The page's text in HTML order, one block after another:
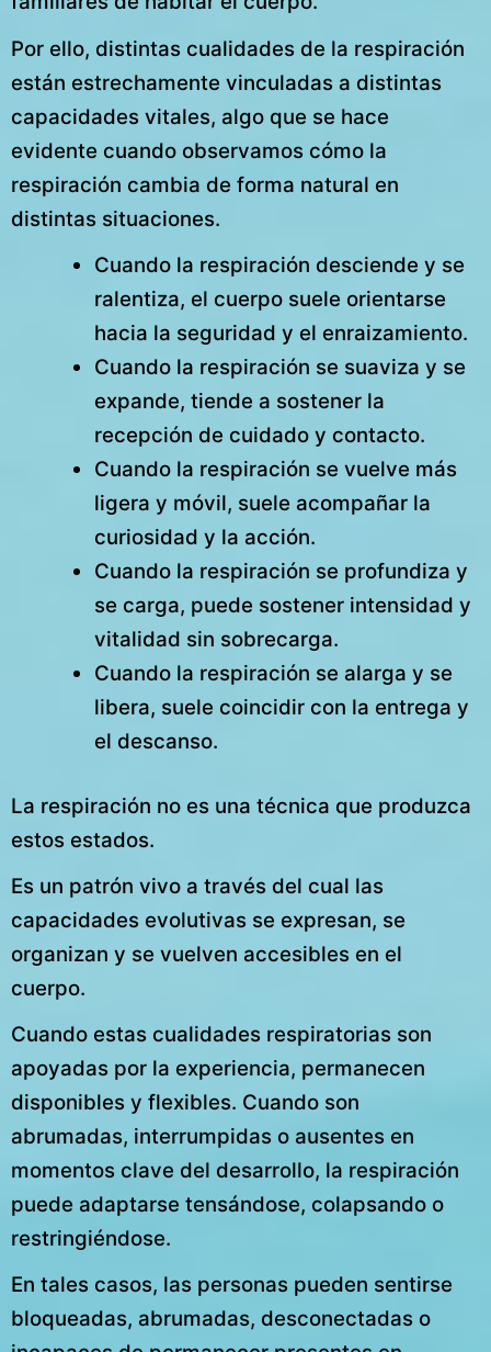
Por ello, distintas cualidades de la respiración
están estrechamente vinculadas a distintas
capacidades vitales, algo que se hace
evidente cuando observamos cómo la
respiración cambia de forma natural en
distintas situaciones.
Cuando la respiración desciende y se
ralentiza, el cuerpo suele orientarse
hacia la seguridad y el enraizamiento.
Cuando la respiración se suaviza y se
expande, tiende a sostener la
recepción de cuidado y contacto.
Cuando la respiración se vuelve más
ligera y móvil, suele acompañar la
curiosidad y la acción.
Cuando la respiración se profundiza y
se carga, puede sostener intensidad y
vitalidad sin sobrecarga.
Cuando la respiración se alarga y se
libera, suele coincidir con la entrega y
el descanso.
La respiración no es una técnica que produzca
estos estados.
Es un patrón vivo a través del cual las
capacidades evolutivas se expresan, se
organizan y se vuelven accesibles en el
cuerpo.
Cuando estas cualidades respiratorias son
apoyadas por la experiencia, permanecen
disponibles y flexibles. Cuando son
abrumadas, interrumpidas o ausentes en
momentos clave del desarrollo, la respiración
puede adaptarse tensándose, colapsando o
restringiéndose.
En tales casos, las personas pueden sentirse
bloqueadas, abrumadas, desconectadas o